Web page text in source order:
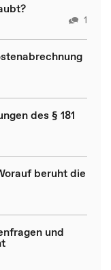
1
des § 181
beruht die
und